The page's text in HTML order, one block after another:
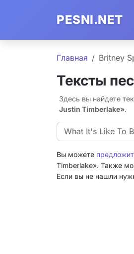
PESNI.NET
Главная Britney
Тексты
Здесь вы найдете
Justin Timberlake».
What It's Like To
Вы можете
Timberlake». Также
Если вы не нашли